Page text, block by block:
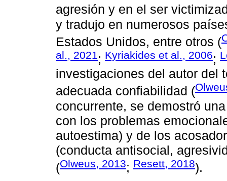
agresión y en el ser
y tradujo en numerosos
Estados Unidos, entre otros (
al., 2021; Kyriakides et al., 2006;
investigaciones del autor del
adecuada confiabilidad (
concurrente, se demostró
con los problemas
autoestima) y de los
(conducta antisocial,
(Olweus, 2013; Resett, 2018).